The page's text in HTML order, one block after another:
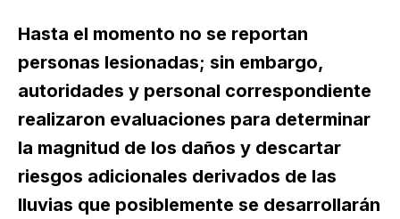
Hasta el momento no se reportan
personas lesionadas; sin embargo,
autoridades y personal correspondiente
realizaron evaluaciones para determinar
la magnitud de los daños y descartar
riesgos adicionales derivados de las
lluvias que posiblemente se desarrollarán